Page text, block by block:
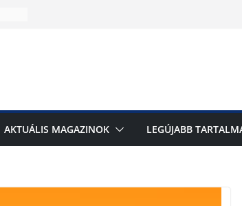
AKTUÁLIS MAGAZINOK LEGÚJABB